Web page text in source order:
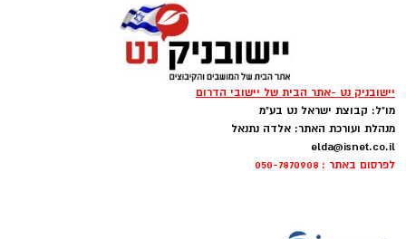
חרדיים חיילים
יישובניק נט -אתר הבית של יישובי הדרום
מו"ל: קבוצת ישראל נט בע"מ
מנהלת ועורכת האתר: אלדה נתנאל
elda@isnet.co.il
לפרסום באתר : 050-7870908